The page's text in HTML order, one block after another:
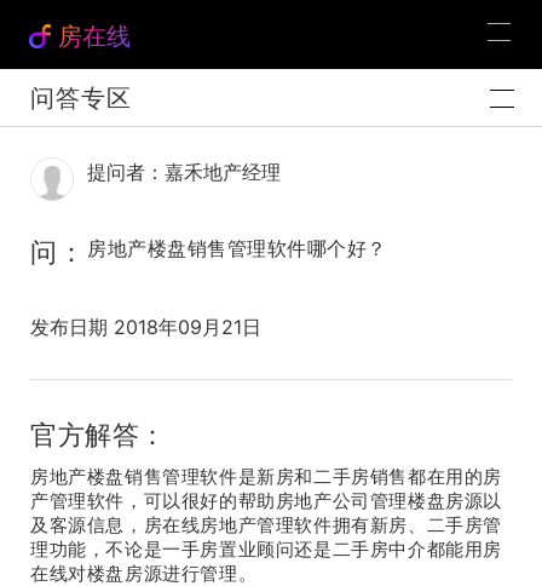
房在线
问答专区
提问者：嘉禾地产经理
问： 房地产楼盘销售管理软件哪个好？
发布日期 2018年09月21日
官方解答：
房地产楼盘销售管理软件是新房和二手房销售都在用的房
产管理软件，可以很好的帮助房地产公司管理楼盘房源以
及客源信息，房在线房地产管理软件拥有新房、二手房管
理功能，不论是一手房置业顾问还是二手房中介都能用房
在线对楼盘房源进行管理。